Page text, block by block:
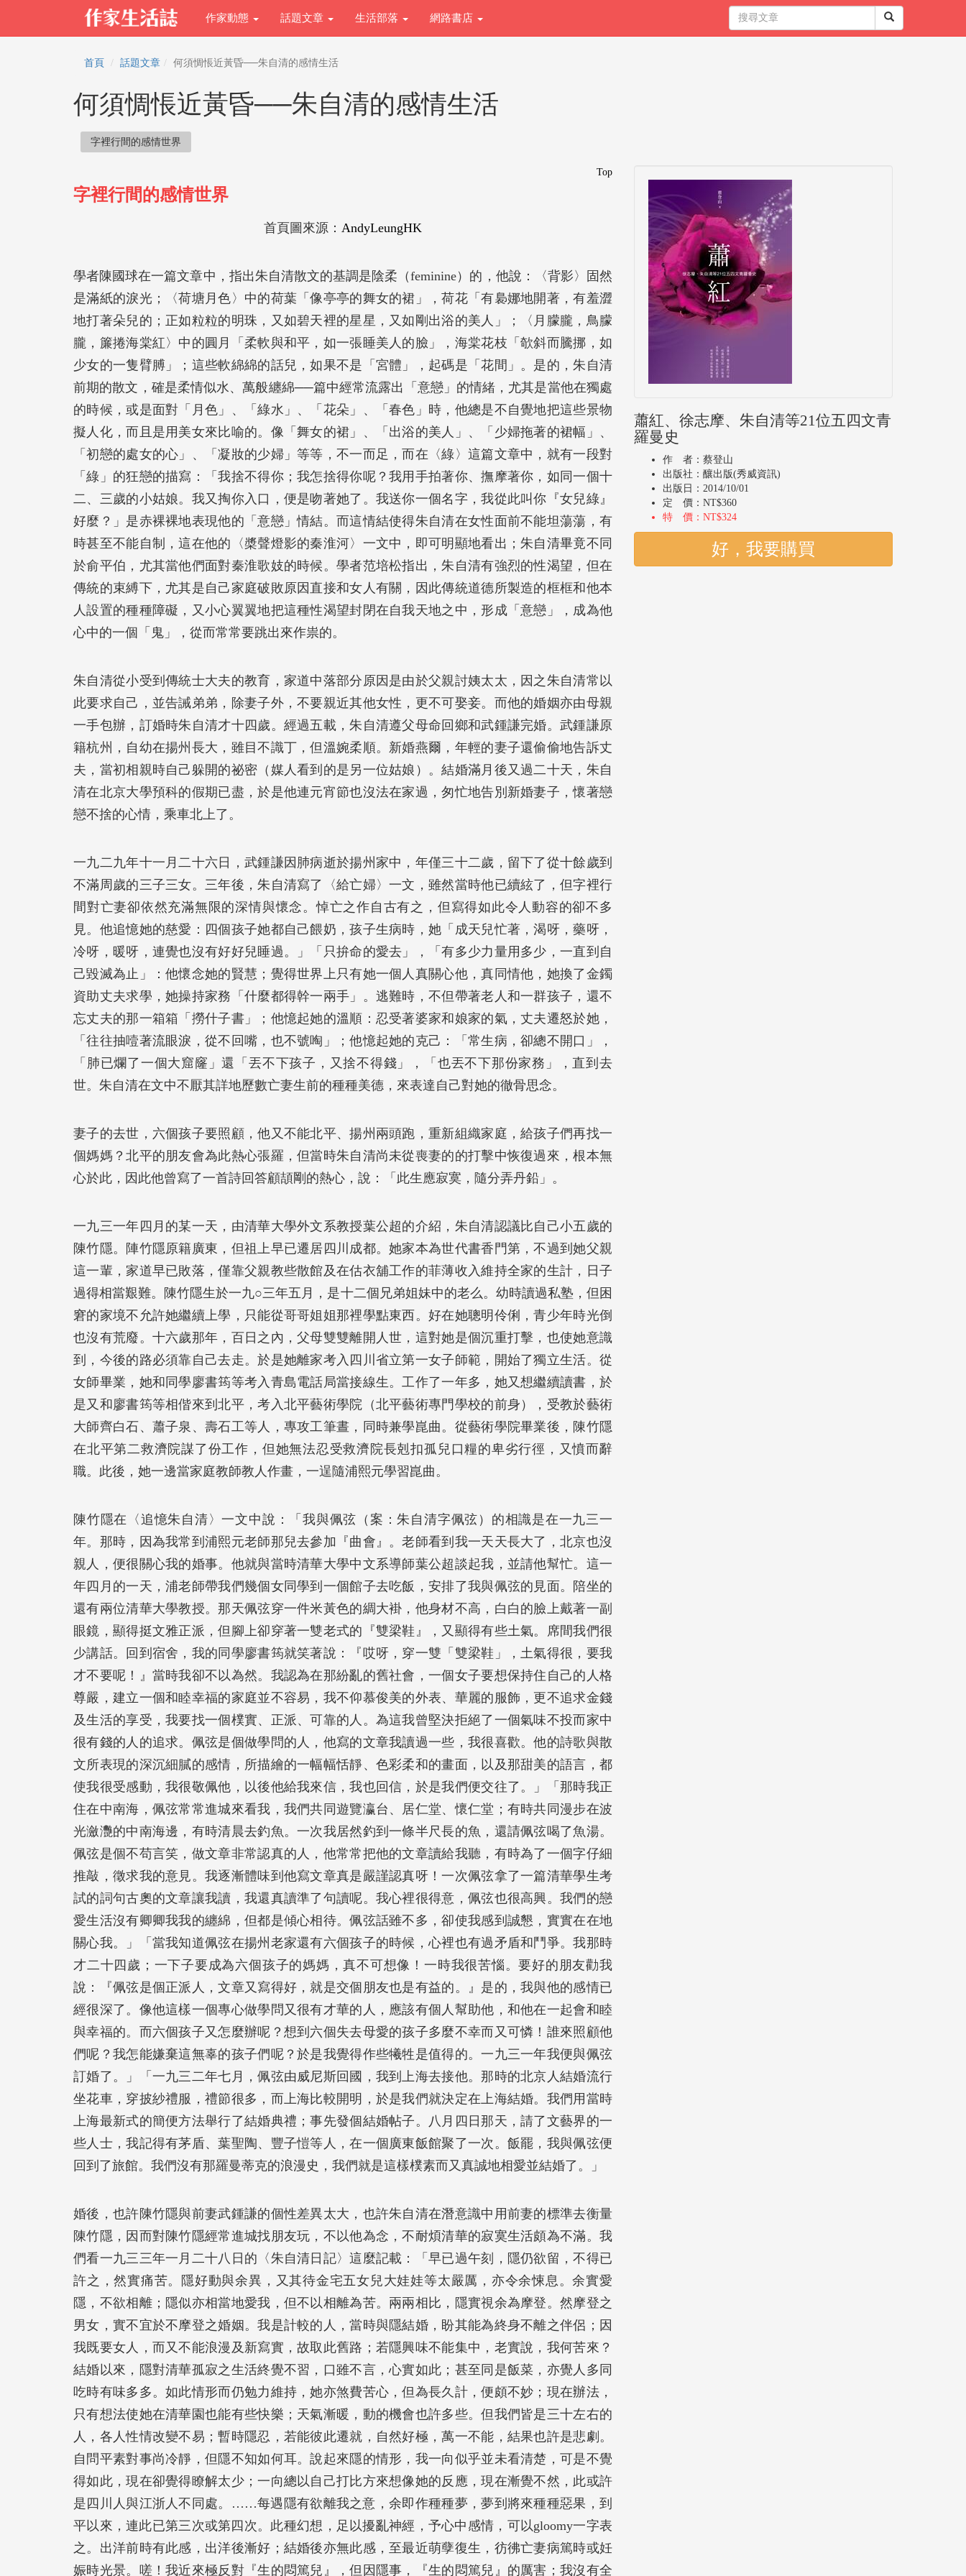
作家動態 話題文章 生活部落 網路書店
首頁 話題文章 何須惆悵近黃昏──朱自清的感情生活
何須惆悵近黃昏──朱自清的感情生活
字裡行間的感情世界
Top
字裡行間的感情世界
首頁圖來源： AndyLeungHK
學者陳國球在一篇文章中，指出朱自清散文的基調是陰柔（feminine）的，他說：〈背影〉固然
是滿紙的淚光；〈荷塘月色〉中的荷葉「像亭亭的舞女的裙」，荷花「有裊娜地開著，有羞澀
地打著朵兒的；正如粒粒的明珠，又如碧天裡的星星，又如剛出浴的美人」；〈月朦朧，鳥朦
朧，簾捲海棠紅〉中的圓月「柔軟與和平，如一張睡美人的臉」，海棠花枝「欹斜而騰挪，如
少女的一隻臂膊」；這些軟綿綿的話兒，如果不是「宮體」，起碼是「花間」。是的，朱自清
前期的散文，確是柔情似水、萬般纏綿──篇中經常流露出「意戀」的情緒，尤其是當他在獨處
的時候，或是面對「月色」、「綠水」、「花朵」、「春色」時，他總是不自覺地把這些景物
擬人化，而且是用美女來比喻的。像「舞女的裙」、「出浴的美人」、「少婦拖著的裙幅」、
「初戀的處女的心」、「凝妝的少婦」等等，不一而足，而在〈綠〉這篇文章中，就有一段對
「綠」的狂戀的描寫：「我捨不得你；我怎捨得你呢？我用手拍著你、撫摩著你，如同一個十
二、三歲的小姑娘。我又掏你入口，便是吻著她了。我送你一個名字，我從此叫你『女兒綠』
好麼？」是赤裸裸地表現他的「意戀」情結。而這情結使得朱自清在女性面前不能坦蕩蕩，有
時甚至不能自制，這在他的〈槳聲燈影的秦淮河〉一文中，即可明顯地看出；朱自清畢竟不同
於俞平伯，尤其當他們面對秦淮歌妓的時候。學者范培松指出，朱自清有強烈的性渴望，但在
傳統的束縛下，尤其是自己家庭破敗原因直接和女人有關，因此傳統道德所製造的框框和他本
人設置的種種障礙，又小心翼翼地把這種性渴望封閉在自我天地之中，形成「意戀」，成為他
心中的一個「鬼」，從而常常要跳出來作祟的。
朱自清從小受到傳統士大夫的教育，家道中落部分原因是由於父親討姨太太，因之朱自清常以
此要求自己，並告誡弟弟，除妻子外，不要親近其他女性，更不可娶妾。而他的婚姻亦由母親
一手包辦，訂婚時朱自清才十四歲。經過五載，朱自清遵父母命回鄉和武鍾謙完婚。武鍾謙原
籍杭州，自幼在揚州長大，雖目不識丁，但溫婉柔順。新婚燕爾，年輕的妻子還偷偷地告訴丈
夫，當初相親時自己躲開的祕密（媒人看到的是另一位姑娘）。結婚滿月後又過二十天，朱自
清在北京大學預科的假期已盡，於是他連元宵節也沒法在家過，匆忙地告別新婚妻子，懷著戀
戀不捨的心情，乘車北上了。
一九二九年十一月二十六日，武鍾謙因肺病逝於揚州家中，年僅三十二歲，留下了從十餘歲到
不滿周歲的三子三女。三年後，朱自清寫了〈給亡婦〉一文，雖然當時他已續絃了，但字裡行
間對亡妻卻依然充滿無限的深情與懷念。悼亡之作自古有之，但寫得如此令人動容的卻不多
見。他追憶她的慈愛：四個孩子她都自己餵奶，孩子生病時，她「成天兒忙著，渴呀，藥呀，
冷呀，暖呀，連覺也沒有好好兒睡過。」「只拚命的愛去」，「有多少力量用多少，一直到自
己毀滅為止」：他懷念她的賢慧；覺得世界上只有她一個人真關心他，真同情他，她換了金鐲
資助丈夫求學，她操持家務「什麼都得幹一兩手」。逃難時，不但帶著老人和一群孩子，還不
忘丈夫的那一箱箱「撈什子書」；他憶起她的溫順：忍受著婆家和娘家的氣，丈夫遷怒於她，
「往往抽噎著流眼淚，從不回嘴，也不號啕」；他憶起她的克己：「常生病，卻總不開口」，
「肺已爛了一個大窟窿」還「丟不下孩子，又捨不得錢」，「也丟不下那份家務」，直到去
世。朱自清在文中不厭其詳地歷數亡妻生前的種種美德，來表達自己對她的徹骨思念。
妻子的去世，六個孩子要照顧，他又不能北平、揚州兩頭跑，重新組織家庭，給孩子們再找一
個媽媽？北平的朋友會為此熱心張羅，但當時朱自清尚未從喪妻的的打擊中恢復過來，根本無
心於此，因此他曾寫了一首詩回答顧頡剛的熱心，說：「此生應寂寞，隨分弄丹鉛」。
一九三一年四月的某一天，由清華大學外文系教授葉公超的介紹，朱自清認議比自己小五歲的
陳竹隱。陣竹隱原籍廣東，但祖上早已遷居四川成都。她家本為世代書香門第，不過到她父親
這一輩，家道早已敗落，僅靠父親教些散館及在估衣舖工作的菲薄收入維持全家的生計，日子
過得相當艱難。陳竹隱生於一九○三年五月，是十二個兄弟姐妹中的老么。幼時讀過私塾，但困
窘的家境不允許她繼續上學，只能從哥哥姐姐那裡學點東西。好在她聰明伶俐，青少年時光倒
也沒有荒廢。十六歲那年，百日之內，父母雙雙離開人世，這對她是個沉重打擊，也使她意識
到，今後的路必須靠自己去走。於是她離家考入四川省立第一女子師範，開始了獨立生活。從
女師畢業，她和同學廖書筠等考入青島電話局當接線生。工作了一年多，她又想繼續讀書，於
是又和廖書筠等相偕來到北平，考入北平藝術學院（北平藝術專門學校的前身），受教於藝術
大師齊白石、蕭子泉、壽石工等人，專攻工筆晝，同時兼學崑曲。從藝術學院畢業後，陳竹隱
在北平第二救濟院謀了份工作，但她無法忍受救濟院長剋扣孤兒口糧的卑劣行徑，又憤而辭
職。此後，她一邊當家庭教師教人作畫，一逞隨浦熙元學習崑曲。
陳竹隱在〈追憶朱自清〉一文中說：「我與佩弦（案：朱自清字佩弦）的相識是在一九三一
年。那時，因為我常到浦熙元老師那兒去參加『曲會』。老師看到我一天天長大了，北京也沒
親人，便很關心我的婚事。他就與當時清華大學中文系導師葉公超談起我，並請他幫忙。這一
年四月的一天，浦老師帶我們幾個女同學到一個館子去吃飯，安排了我與佩弦的見面。陪坐的
還有兩位清華大學教授。那天佩弦穿一件米黃色的綢大褂，他身材不高，白白的臉上戴著一副
眼鏡，顯得挺文雅正派，但腳上卻穿著一雙老式的『雙梁鞋』，又顯得有些土氣。席間我們很
少講話。回到宿舍，我的同學廖書筠就笑著說：『哎呀，穿一雙「雙梁鞋」，土氣得很，要我
才不要呢！』當時我卻不以為然。我認為在那紛亂的舊社會，一個女子要想保持住自己的人格
尊嚴，建立一個和睦幸福的家庭並不容易，我不仰慕俊美的外表、華麗的服飾，更不追求金錢
及生活的享受，我要找一個樸實、正派、可靠的人。為這我曾堅決拒絕了一個氣味不投而家中
很有錢的人的追求。佩弦是個做學問的人，他寫的文章我讀過一些，我很喜歡。他的詩歌與散
文所表現的深沉細膩的感情，所描繪的一幅幅恬靜、色彩柔和的畫面，以及那甜美的語言，都
使我很受感動，我很敬佩他，以後他給我來信，我也回信，於是我們便交往了。」「那時我正
住在中南海，佩弦常常進城來看我，我們共同遊覽瀛台、居仁堂、懷仁堂；有時共同漫步在波
光瀲灧的中南海邊，有時清晨去釣魚。一次我居然釣到一條半尺長的魚，還請佩弦喝了魚湯。
佩弦是個不苟言笑，做文章非常認真的人，他常常把他的文章讀給我聽，有時為了一個字仔細
推敲，徵求我的意見。我逐漸體味到他寫文章真是嚴謹認真呀！一次佩弦拿了一篇清華學生考
試的詞句古奧的文章讓我讀，我還真讀準了句讀呢。我心裡很得意，佩弦也很高興。我們的戀
愛生活沒有卿卿我我的纏綿，但都是傾心相待。佩弦話雖不多，卻使我感到誠懇，實實在在地
關心我。」「當我知道佩弦在揚州老家還有六個孩子的時候，心裡也有過矛盾和鬥爭。我那時
才二十四歲；一下子要成為六個孩子的媽媽，真不可想像！一時我很苦惱。要好的朋友勸我
說：『佩弦是個正派人，文章又寫得好，就是交個朋友也是有益的。』是的，我與他的感情已
經很深了。像他這樣一個專心做學問又很有才華的人，應該有個人幫助他，和他在一起會和睦
與幸福的。而六個孩子又怎麼辦呢？想到六個失去母愛的孩子多麼不幸而又可憐！誰來照顧他
們呢？我怎能嫌棄這無辜的孩子們呢？於是我覺得作些犧牲是值得的。一九三一年我便與佩弦
訂婚了。」「一九三二年七月，佩弦由威尼斯回國，我到上海去接他。那時的北京人結婚流行
坐花車，穿披紗禮服，禮節很多，而上海比較開明，於是我們就決定在上海結婚。我們用當時
上海最新式的簡便方法舉行了結婚典禮；事先發個結婚帖子。八月四日那天，請了文藝界的一
些人士，我記得有茅盾、葉聖陶、豐子愷等人，在一個廣東飯館聚了一次。飯罷，我與佩弦便
回到了旅館。我們沒有那羅曼蒂克的浪漫史，我們就是這樣樸素而又真誠地相愛並結婚了。」
婚後，也許陳竹隱與前妻武鍾謙的個性差異太大，也許朱自清在潛意識中用前妻的標準去衡量
陳竹隱，因而對陳竹隱經常進城找朋友玩，不以他為念，不耐煩清華的寂寞生活頗為不滿。我
們看一九三三年一月二十八日的〈朱自清日記〉這麼記載：「早已過午刻，隱仍欲留，不得已
許之，然實痛苦。隱好動與余異，又其待金宅五女兒大娃娃等太嚴厲，亦令余悚息。余實愛
隱，不欲相離；隱似亦相當地愛我，但不以相離為苦。兩兩相比，隱實視余為摩登。然摩登之
男女，實不宜於不摩登之婚姻。我是計較的人，當時與隱結婚，盼其能為終身不離之伴侶；因
我既要女人，而又不能浪漫及新寫實，故取此舊路；若隱興味不能集中，老實說，我何苦來？
結婚以來，隱對清華孤寂之生活終覺不習，口雖不言，心實如此；甚至同是飯菜，亦覺人多同
吃時有味多多。如此情形而仍勉力維持，她亦煞費苦心，但為長久計，便頗不妙；現在辦法，
只有想法使她在清華園也能有些快樂；天氣漸暖，動的機會也許多些。但我們皆是三十左右的
人，各人性情改變不易；暫時隱忍，若能彼此遷就，自然好極，萬一不能，結果也許是悲劇。
自問平素對事尚冷靜，但隱不知如何耳。說起來隱的情形，我一向似乎並未看清楚，可是不覺
得如此，現在卻覺得瞭解太少；一向總以自己打比方來想像她的反應，現在漸覺不然，此或許
是四川人與江浙人不同處。……每遇隱有欲離我之意，余即作種種夢，夢到將來種種惡果，到
平以來，連此已第三次或第四次。此種幻想，足以擾亂神經，予心中感情，可以gloomy一字表
之。出洋前時有此感，出洋後漸好；結婚後亦無此感，至最近萌孽復生，彷彿亡妻病篤時或妊
娠時光景。嗟！我近來極反對『生的悶篤兒』，但因隱事，『生的悶篤兒』的厲害；我沒有全
蕭紅、徐志摩、朱自清等21位五四文青
羅曼史
作 者：蔡登山
出版社：釀出版(秀威資訊)
出版日：2014/10/01
定 價：NT$360
特 價：NT$324
好，我要購買